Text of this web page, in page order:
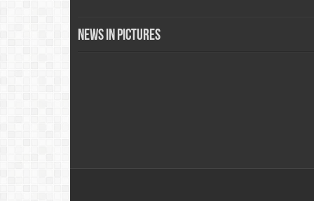
News in Pictures